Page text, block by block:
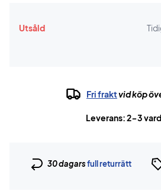
Utsåld
Fri fraktvid köp
Leverans: 2-3
30 dagarsfull returrätt